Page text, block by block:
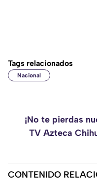
Tags relacionados
Nacional
¡No te pierdas
TV Azteca
CONTENIDO